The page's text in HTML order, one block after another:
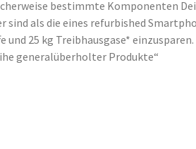
bestimmte Komponenten
als die eines refurbished
25 kg Treibhausgase*
generalüberholter Produkte“